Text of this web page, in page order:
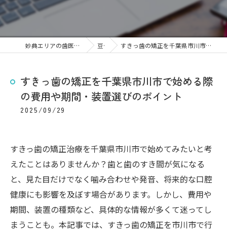
妙典エリアの歯医者なら妙典歯科Nクリニック 豆知識 すきっ歯の矯正を千葉県市川市で始める際の費用や期間・装置選びのポイント
すきっ歯の矯正を千葉県市川市で始める際
の費用や期間・装置選びのポイント
2025/09/29
すきっ歯の矯正治療を千葉県市川市で始めてみたいと考
えたことはありませんか？歯と歯のすき間が気になる
と、見た目だけでなく噛み合わせや発音、将来的な口腔
健康にも影響を及ぼす場合があります。しかし、費用や
期間、装置の種類など、具体的な情報が多くて迷ってし
まうことも。本記事では、すきっ歯の矯正を市川市で行